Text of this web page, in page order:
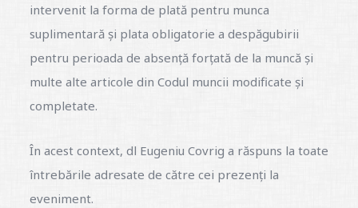
intervenit la forma de plată pentru munca
suplimentară și plata obligatorie a despăgubirii
pentru perioada de absență forțată de la muncă și
multe alte articole din Codul muncii modificate și
completate.
În acest context, dl Eugeniu Covrig a răspuns la toate
întrebările adresate de către cei prezenți la
eveniment.